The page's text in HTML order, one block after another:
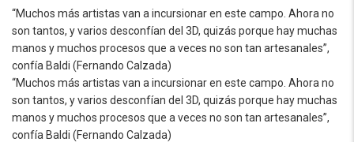
“Muchos más artistas van a incursionar en este campo. Ahora no
son tantos, y varios desconfían del 3D, quizás porque hay muchas
manos y muchos procesos que a veces no son tan artesanales”,
confía Baldi (Fernando Calzada)
“Muchos más artistas van a incursionar en este campo. Ahora no
son tantos, y varios desconfían del 3D, quizás porque hay muchas
manos y muchos procesos que a veces no son tan artesanales”,
confía Baldi (Fernando Calzada)